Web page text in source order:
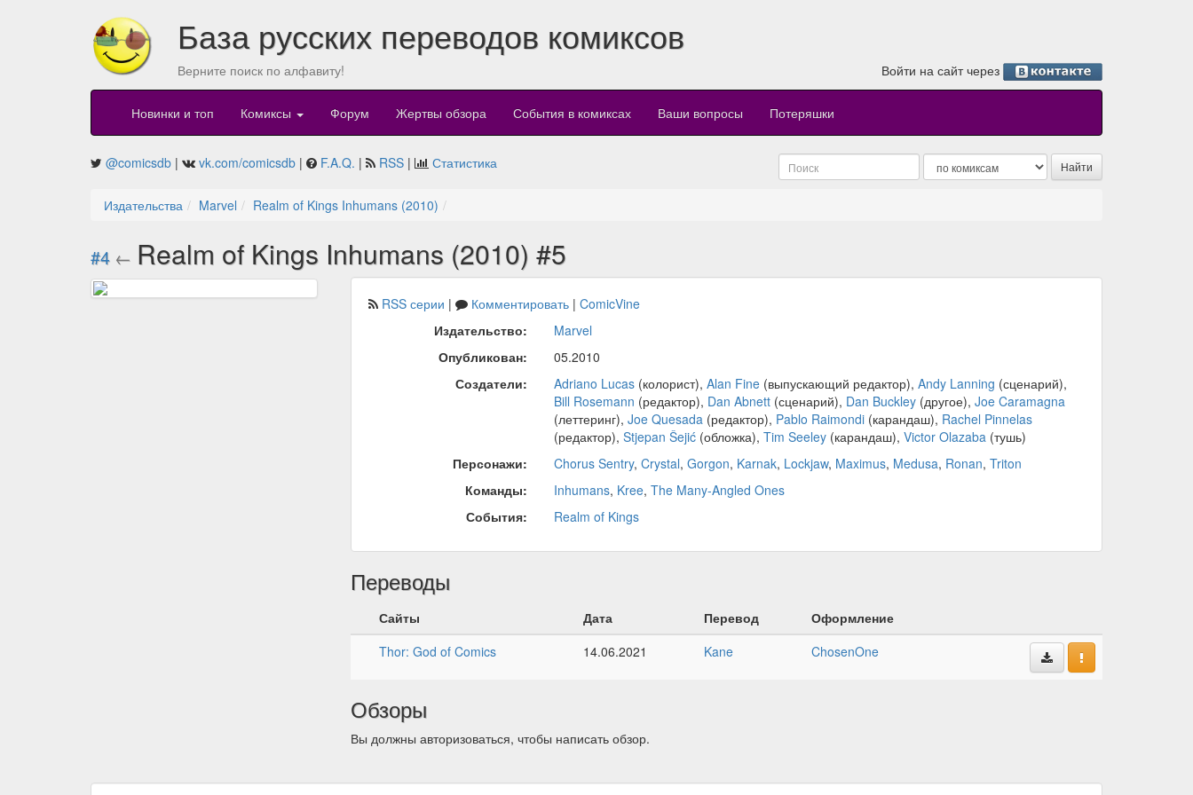
База русских переводов комиксов
Верните поиск по алфавиту! Войти на сайт через
Новинки и топ Комиксы Форум Жертвы обзора События в комиксах Ваши вопросы Потеряшки
@comicsdb | vk.com/comicsdb | F.A.Q. | RSS | Статистика
Издательства Marvel Realm of Kings Inhumans (2010)
#4 ← Realm of Kings Inhumans (2010) #5
RSS серии | Комментировать| ComicVine
Издательство:
Marvel
Опубликован:
05.2010
Создатели:
Adriano Lucas(колорист), Alan Fine(выпускающий редактор), Andy Lanning (сценарий),
Bill Rosemann (редактор), Dan Abnett(сценарий), Dan Buckley(другое), Joe Caramagna
(леттеринг), Joe Quesada(редактор), Pablo Raimondi(карандаш), Rachel Pinnelas
(редактор), Stjepan Šejić(обложка), Tim Seeley(карандаш), Victor Olazaba(тушь)
Персонажи:
Chorus Sentry, Crystal, Gorgon, Karnak, Lockjaw, Maximus, Medusa, Ronan, Triton
Команды:
Inhumans, Kree, The Many-Angled Ones
События:
Realm of Kings
Переводы
Сайты Дата Перевод
Оформление
Thor: God of Comics
14.06.2021 Kane ChosenOne
Обзоры
Вы должны авторизоваться, чтобы написать обзор.